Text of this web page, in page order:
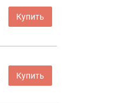
Купить
Купить